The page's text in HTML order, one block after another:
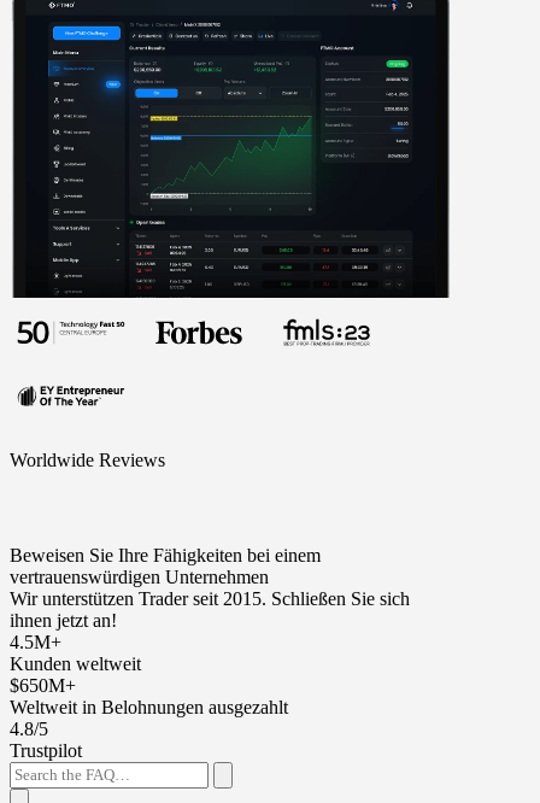
Worldwide Reviews
Beweisen Sie Ihre Fähigkeiten bei einem
vertrauenswürdigen Unternehmen
Wir unterstützen Trader seit 2015. Schließen Sie sich
ihnen jetzt an!
4.5M+
Kunden weltweit
$650M+
Weltweit in Belohnungen ausgezahlt
4.8/5
Trustpilot